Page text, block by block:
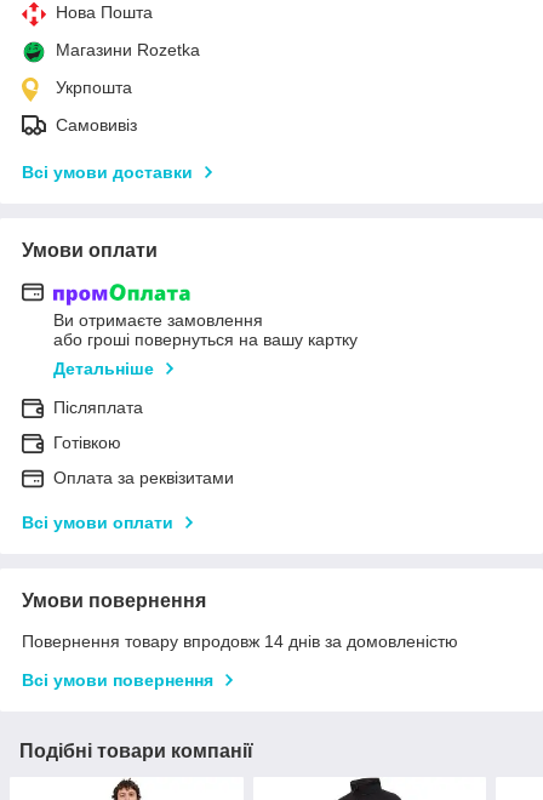
Нова Пошта
Магазини Rozetka
Укрпошта
Самовивіз
Всі умови доставки
Умови оплати
Ви отримаєте замовлення
або гроші повернуться на вашу картку
Детальніше
Післяплата
Готівкою
Оплата за реквізитами
Всі умови оплати
Умови повернення
Повернення товару впродовж 14 днів за домовленістю
Всі умови повернення
Подібні товари компанії